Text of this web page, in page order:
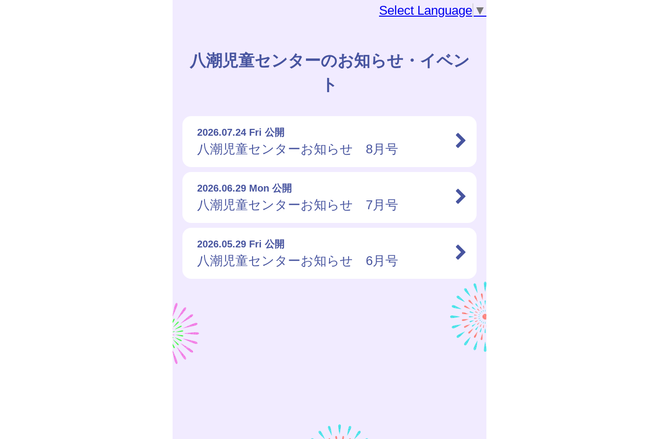
Select Language ▼
八潮児童センターのお知らせ・イベン
ト
2026.07.24 Fri 公開
八潮児童センターお知らせ 8月号
2026.06.29 Mon 公開
八潮児童センターお知らせ 7月号
2026.05.29 Fri 公開
八潮児童センターお知らせ 6月号